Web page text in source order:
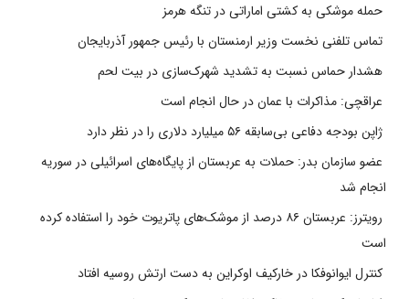
حمله موشکی به کشتی اماراتی در تنگه هرمز
تماس تلفنی نخست وزیر ارمنستان با رئیس جمهور آذربایجان
هشدار حماس نسبت به تشدید شهرک‌سازی در بیت‌ لحم
عراقچی: مذاکرات با عمان در حال انجام است
ژاپن بودجه دفاعی بی‌سابقه ۵۶ میلیارد دلاری را در نظر دارد
عضو سازمان بدر: حملات به عربستان از پایگاه‌های اسرائیلی در سوریه
انجام شد
رویترز: عربستان ۸۶ درصد از موشک‌های پاتریوت خود را استفاده کرده
است
کنترل ایوانوفکا در خارکیف اوکراین به دست ارتش روسیه افتاد